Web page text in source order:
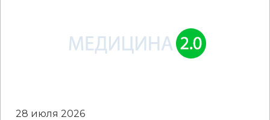
28 июля 2026